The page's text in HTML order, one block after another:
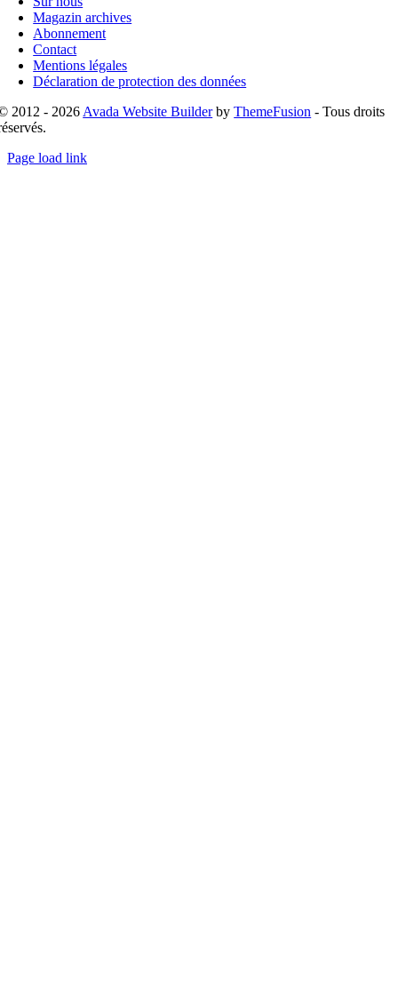
Magazin archives
Abonnement
Contact
Mentions légales
Déclaration de protection des données
2012 - 2026 Avada Website BuilderbyThemeFusion - Tous droits
Page load link